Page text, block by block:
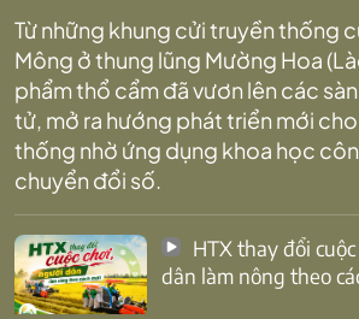
Từ những khung cửi truyền thống
Mông ở thung lũng Mường Hoa
phẩm thổ cẩm đã vươn lên các
tử, mở ra hướng phát triển mới
thống nhờ ứng dụng khoa học
chuyển đổi số.
dân làm nông theo